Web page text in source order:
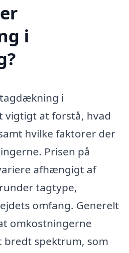
i
i
vigtigt at forstå, hvad
hvilke faktorer der
Prisen på
afhængigt af
tagtype,
omfang. Generelt
omkostningerne
bredt spektrum, som